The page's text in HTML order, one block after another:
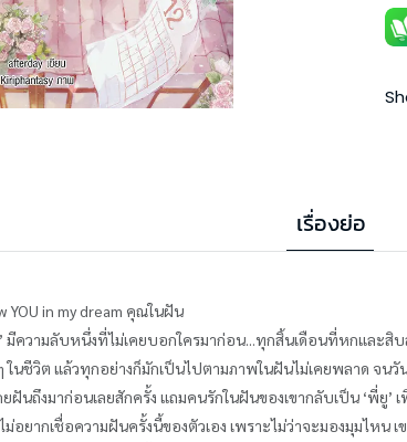
เรื่องย่อ
YOU in my dream คุณในฝัน
มีความลับหนึ่งที่ไม่เคยบอกใครมาก่อน...ทุกสิ้นเดือนที่หกและสิบ
ในชีวิต แล้วทุกอย่างก็มักเป็นไปตามภาพในฝันไม่เคยพลาด จน
ยฝันถึงมาก่อนเลยสักครั้ง แถมคนรักในฝันของเขากลับเป็น ‘พี่
ม่อยากเชื่อความฝันครั้งนี้ของตัวเอง เพราะไม่ว่าจะมองมุมไห